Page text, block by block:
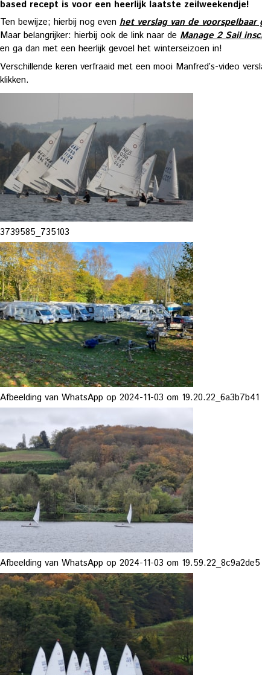
based recept is voor een heerlijk laatste zeilweekendje!
Ten bewijze; hierbij nog even het verslag van de voorspelbaar
Maar belangrijker: hierbij ook de link naar de Manage 2 Sail
en ga dan met een heerlijk gevoel het winterseizoen in!
Verschillende keren verfraaid met een mooi Manfred’s-video
klikken.
3739585_735103
Afbeelding van WhatsApp op 2024-11-03 om 19.20.22_6a3b7b41
Afbeelding van WhatsApp op 2024-11-03 om 19.59.22_8c9a2de5